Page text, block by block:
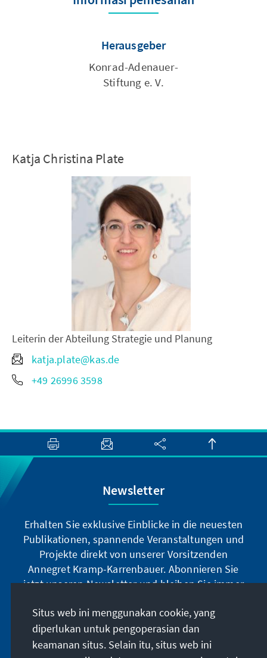
Herausgeber
Konrad-­Adenauer­-
Stiftung e. V.
Katja Christina Plate
Leiterin der Abteilung Strategie und Planung
katja.plate@kas.de
+49 26996 3598
Newsletter
Erhalten Sie exklusive Einblicke in die neuesten
Publikationen, spannende Veranstaltungen und
Projekte direkt von unserer Vorsitzenden
Annegret Kramp-Karrenbauer. Abonnieren Sie
jetzt unseren Newsletter und bleiben Sie immer
Jetzt abonnieren
Situs web ini menggunakan cookie, yang
diperlukan untuk pengoperasian dan
keamanan situs. Selain itu, situs web ini